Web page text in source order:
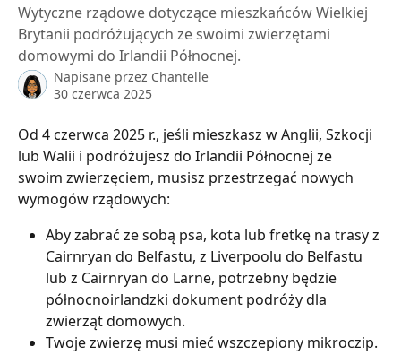
Wytyczne rządowe dotyczące mieszkańców Wielkiej
Brytanii podróżujących ze swoimi zwierzętami
domowymi do Irlandii Północnej.
Napisane przez Chantelle
30 czerwca 2025
Od 4 czerwca 2025 r., jeśli mieszkasz w Anglii, Szkocji
lub Walii i podróżujesz do Irlandii Północnej ze
swoim zwierzęciem, musisz przestrzegać nowych
wymogów rządowych:
Aby zabrać ze sobą psa, kota lub fretkę na trasy z
Cairnryan do Belfastu, z Liverpoolu do Belfastu
lub z Cairnryan do Larne, potrzebny będzie
północnoirlandzki dokument podróży dla
zwierząt domowych.
Twoje zwierzę musi mieć wszczepiony mikroczip.